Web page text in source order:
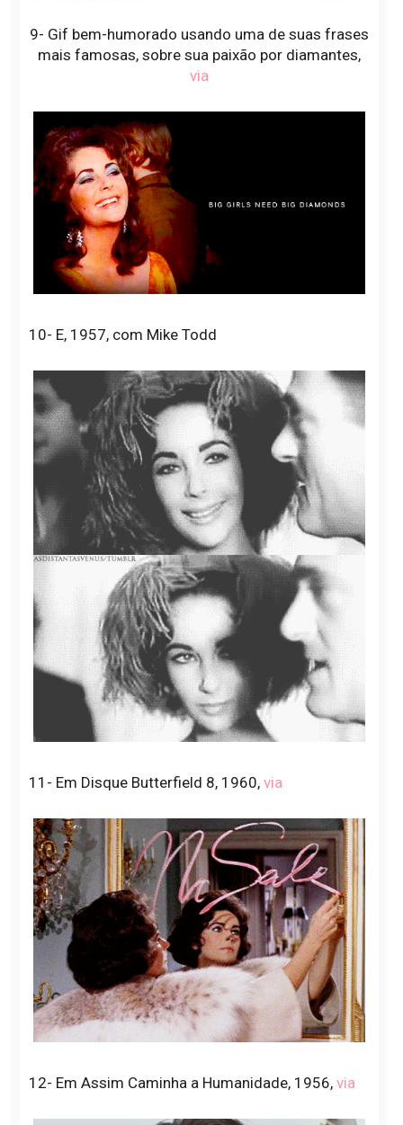
9- Gif bem-humorado usando uma de suas frases
mais famosas, sobre sua paixão por diamantes,
via
10- E, 1957, com Mike Todd
11- Em Disque Butterfield 8, 1960, via
12- Em Assim Caminha a Humanidade, 1956, via